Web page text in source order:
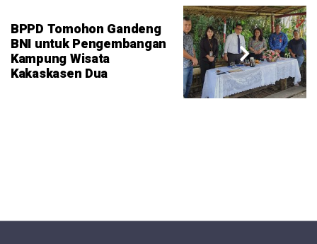
BPPD Tomohon Gandeng
BNI untuk Pengembangan
Kampung Wisata
Kakaskasen Dua